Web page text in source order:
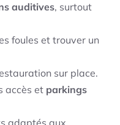
auditives, surtout
foules et trouver un
sur place.
accès et parkings